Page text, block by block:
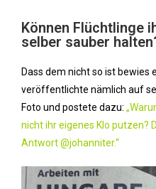
Können Flüchtlinge
selber sauber
Dass dem nicht so ist bewies
veröffentlichte nämlich auf
Foto und postete dazu:
nicht ihr eigenes Klo putzen?
Antwort @johanniter.“